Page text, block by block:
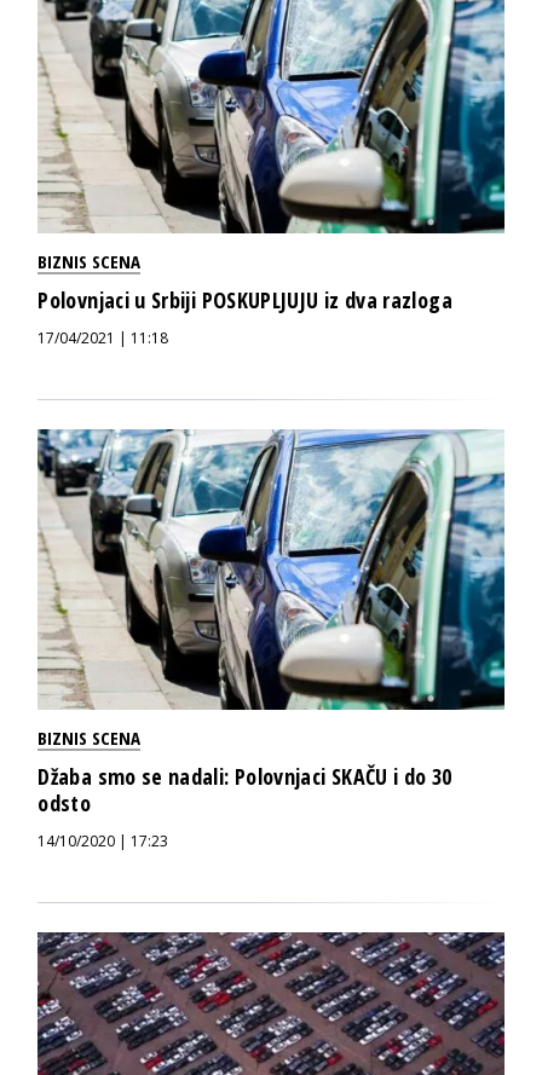
BIZNIS SCENA
Polovnjaci u Srbiji POSKUPLJUJU iz dva razloga
17/04/2021 | 11:18
BIZNIS SCENA
Džaba smo se nadali: Polovnjaci SKAČU i do 30
odsto
14/10/2020 | 17:23